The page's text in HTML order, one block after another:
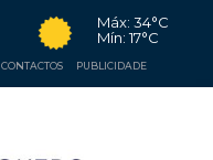
Máx: 34°C
Mín: 17°C
CONTACTOS PUBLICIDADE